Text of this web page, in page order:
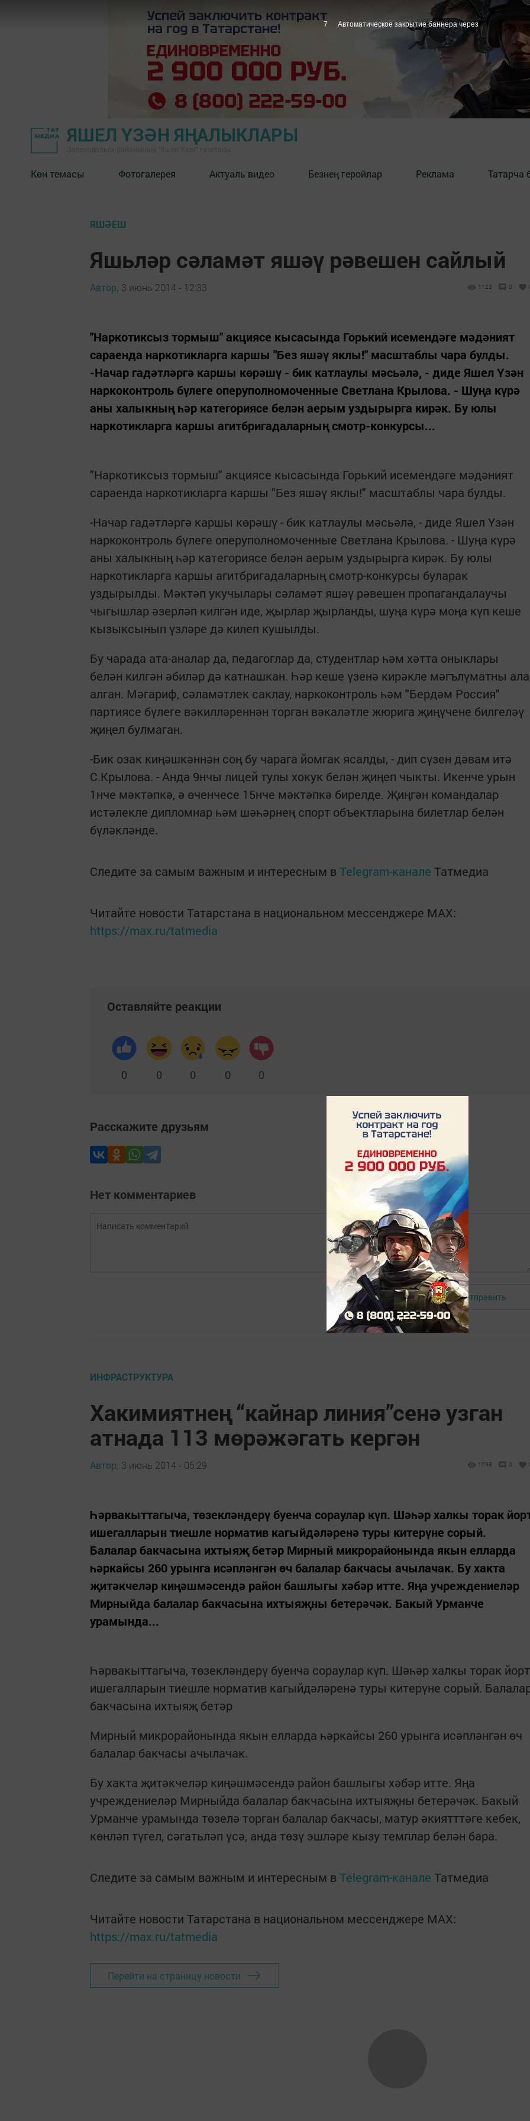
ЯШЕЛ ҮЗӘН ЯҢАЛЫКЛАРЫ
Көн темасы Фотогалерея Актуаль видео Безнең геройлар Реклама Татарча
ЯШӘЕШ
Яшьләр сәламәт яшәү рәвешен сайлый
Автор, 3 июнь 2014 - 12:33 1123 0
"Наркотиксыз тормыш" акциясе кысасында Горький исемендәге мәдәният
сараенда наркотикларга каршы "Без яшәү яклы!" масштаблы чара булды.
-Начар гадәтләргә каршы көрәшү - бик катлаулы мәсьәлә, - диде Яшел Үзән
наркоконтроль бүлеге оперуполномоченные Светлана Крылова. - Шуңа күрә
аны халыкның һәр категориясе белән аерым уздырырга кирәк. Бу юлы
наркотикларга каршы агитбригадаларның смотр-конкурсы...
"Наркотиксыз тормыш" акциясе кысасында Горький исемендәге мәдәният
сараенда наркотикларга каршы "Без яшәү яклы!" масштаблы чара булды.
-Начар гадәтләргә каршы көрәшү - бик катлаулы мәсьәлә, - диде Яшел Үзән
наркоконтроль бүлеге оперуполномоченные Светлана Крылова. - Шуңа күрә
аны халыкның һәр категориясе белән аерым уздырырга кирәк. Бу юлы
наркотикларга каршы агитбригадаларның смотр-конкурсы буларак
уздырылды. Мәктәп укучылары сәламәт яшәү рәвешен пропагандалаучы
чыгышлар әзерләп килгән иде, җырлар җырланды, шуңа күрә моңа күп кеше
кызыксынып үзләре дә килеп кушылды.
Бу чарада ата-аналар да, педагоглар да, студентлар һәм хәтта оныклары
белән килгән әбиләр дә катнашкан. Һәр кеше үзенә кирәкле мәгълүматны ала
алган. Мәгариф, сәламәтлек саклау, наркоконтроль һәм "Бердәм Россия"
партиясе бүлеге вәкилләреннән торган вәкаләтле жюрига җиңүчене билгеләү
җиңел булмаган.
-Бик озак киңәшкәннән соң бу чарага йомгак ясалды, - дип сүзен дәвам итә
С.Крылова. - Анда 9нчы лицей тулы хокук белән җиңеп чыкты. Икенче урын
1нче мәктәпкә, ә өченчесе 15нче мәктәпкә бирелде. Җиңгән командалар
истәлекле дипломнар һәм шәһәрнең спорт объектларына билетлар белән
бүләкләнде.
Следите за самым важным и интересным в Telegram-канале Татмедиа
Читайте новости Татарстана в национальном мессенджере MАХ:
https://max.ru/tatmedia
Оставляйте реакции
0 0 0 0 0
Расскажите друзьям
Нет комментариев
Авторизоваться Отправить
ИНФРАСТРУКТУРА
Хакимиятнең “кайнар линия”сенә узган
атнада 113 мөрәжәгать кергән
Автор, 3 июнь 2014 - 05:29 1098 0
Һәрвакыттагыча, төзекләндерү буенча сораулар күп. Шәһәр халкы торак
ишегалларын тиешле норматив кагыйдәләренә туры китерүне сорый.
Балалар бакчасына ихтыяҗ бетәр Мирный микрорайонында якын елларда
һәркайсы 260 урынга исәпләнгән өч балалар бакчасы ачылачак. Бу хакта
җитәкчеләр киңәшмәсендә район башлыгы хәбәр итте. Яңа учреждениеләр
Мирныйда балалар бакчасына ихтыяҗны бетерәчәк. Бакый Урманче
урамында...
Һәрвакыттагыча, төзекләндерү буенча сораулар күп. Шәһәр халкы торак йорт
ишегалларын тиешле норматив кагыйдәләренә туры китерүне сорый.
бакчасына ихтыяҗ бетәр
Мирный микрорайонында якын елларда һәркайсы 260 урынга исәпләнгән өч
балалар бакчасы ачылачак.
Бу хакта җитәкчеләр киңәшмәсендә район башлыгы хәбәр итте. Яңа
учреждениеләр Мирныйда балалар бакчасына ихтыяҗны бетерәчәк. Бакый
Урманче урамында төзелә торган балалар бакчасы, матур әкиятттәге кебек,
көнләп түгел, сәгатьләп үсә, анда төзү эшләре кызу темплар белән бара.
Следите за самым важным и интересным в Telegram-канале Татмедиа
Читайте новости Татарстана в национальном мессенджере MАХ:
https://max.ru/tatmedia
Перейти на страницу новости
6 Автоматическое закрытие баннера через